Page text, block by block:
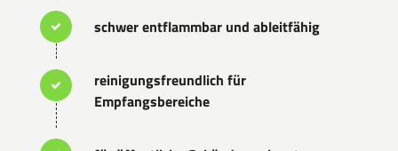
schwer entflammbar und ableitfähig
reinigungsfreundlich für
Empfangsbereiche